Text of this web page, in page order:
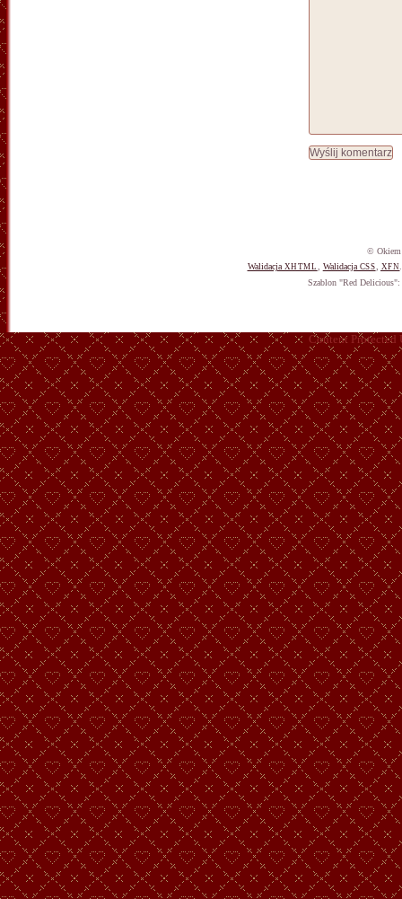
© Okiem
Walidacja XHTML Walidacja CSS XFN
Szablon "Red Delicious":
Content Protected